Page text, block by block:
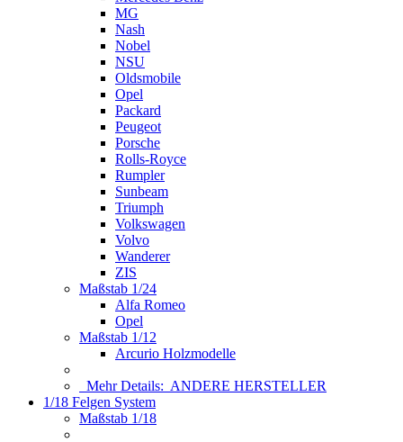
MG
Nash
Nobel
NSU
Oldsmobile
Opel
Packard
Peugeot
Porsche
Rolls-Royce
Rumpler
Sunbeam
Triumph
Volkswagen
Volvo
Wanderer
ZIS
Maßstab 1/24
Alfa Romeo
Opel
Maßstab 1/12
Arcurio Holzmodelle
Mehr Details: ANDERE HERSTELLER
1/18 Felgen System
Maßstab 1/18